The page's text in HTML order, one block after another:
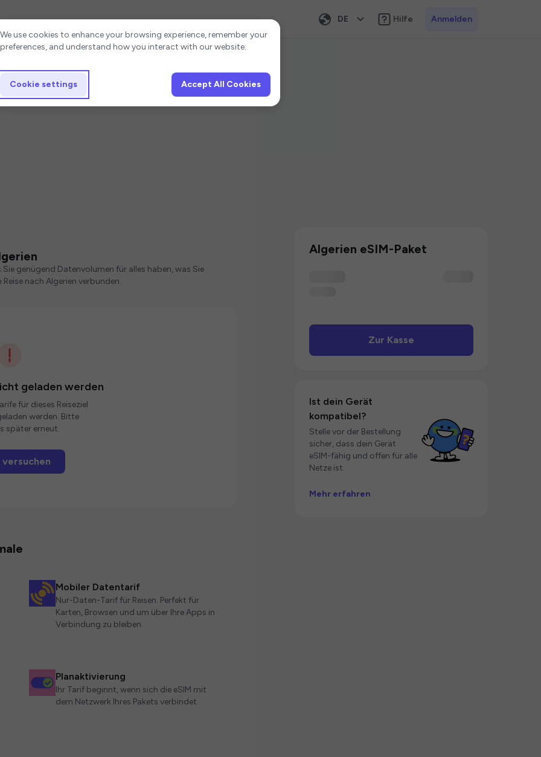
DE Hilfe Anmelden
genügend Datenvolumen für alles haben, was Sie
nach Algerien verbunden.
geladen werden
für dieses Reiseziel
werden. Bitte
später erneut.
Mobiler Datentarif
Nur-Daten-Tarif für Reisen. Perfekt für
Karten, Browsen und um über Ihre Apps in
Verbindung zu bleiben.
Planaktivierung
Ihr Tarif beginnt, wenn sich die eSIM mit
dem Netzwerk Ihres Pakets verbindet.
Algerien eSIM-Paket
Zur Kasse
Ist dein Gerät
kompatibel?
Stelle vor der Bestellung
sicher, dass dein Gerät
eSIM-fähig und offen für alle
Netze ist.
Mehr erfahren
Cookie settings
We use cookies to enhance your browsing experience, remember your
preferences, and understand how you interact with our website.
Cookie settings Accept All Cookies